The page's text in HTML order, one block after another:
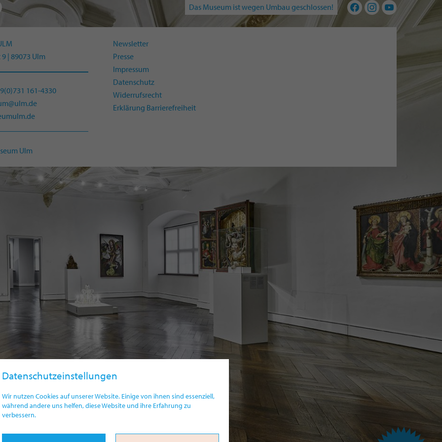
Datenschutzeinstellungen
Wir nutzen Cookies auf unserer Website. Einige von ihnen sind essenziell,
während andere uns helfen, diese Website und ihre Erfahrung zu
verbessern.
Das Museum ist wegen Umbau geschlossen!
| 89073 Ulm
161-4330
Newsletter
Presse
Impressum
Datenschutz
Widerrufsrecht
Erklärung Barrierefreiheit
Ulm